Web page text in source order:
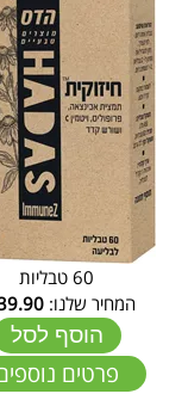
60 טבליות
המחיר שלנו:
הוסף לסל
פרטים